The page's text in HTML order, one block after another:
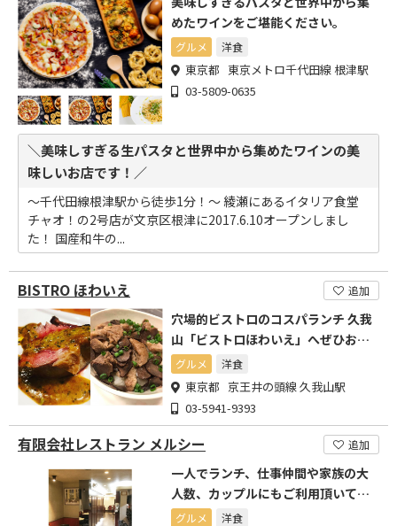
めたワインをご堪能ください。
グルメ 洋食
東京都 東京メトロ千代田線 根津駅
03-5809-0635
＼美味しすぎる生パスタと世界中から集めたワインの美
味しいお店です！／
～千代田線根津駅から徒歩1分！～ 綾瀬にあるイタリア食堂
チャオ！の2号店が文京区根津に2017.6.10オープンしまし
た！ 国産和牛の...
BISTRO ほわいえ 追加
穴場的ビストロのコスパランチ 久我
山「ビストロほわいえ」へぜひお越
しください。
グルメ 洋食
東京都 京王井の頭線 久我山駅
03-5941-9393
有限会社レストラン メルシー 追加
一人でランチ、仕事仲間や家族の大
人数、カップルにもご利用頂いてい
る洋食屋さんです。
グルメ 洋食